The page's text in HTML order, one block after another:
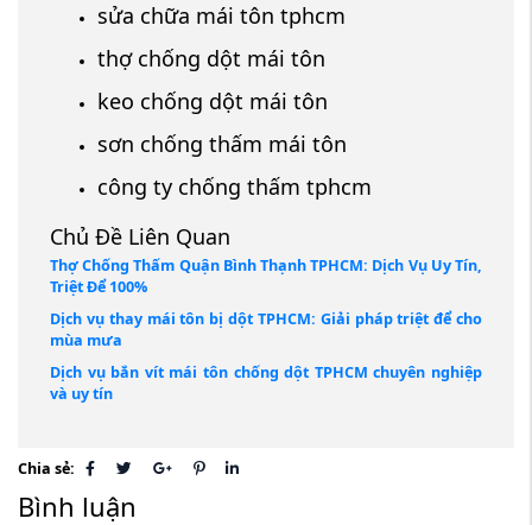
sửa chữa mái tôn tphcm
thợ chống dột mái tôn
keo chống dột mái tôn
sơn chống thấm mái tôn
công ty chống thấm tphcm
Chủ Đề Liên Quan
Thợ Chống Thấm Quận Bình Thạnh TPHCM: Dịch Vụ Uy Tín,
Triệt Để 100%
Dịch vụ thay mái tôn bị dột TPHCM: Giải pháp triệt để cho
mùa mưa
Dịch vụ bắn vít mái tôn chống dột TPHCM chuyên nghiệp
và uy tín
Chia sẻ:
Bình luận